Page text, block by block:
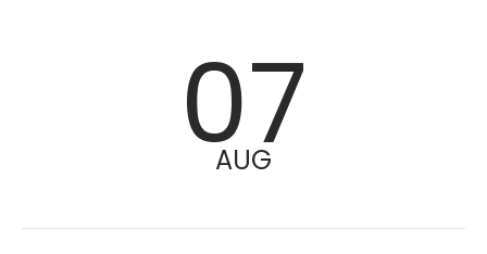
07
AUG